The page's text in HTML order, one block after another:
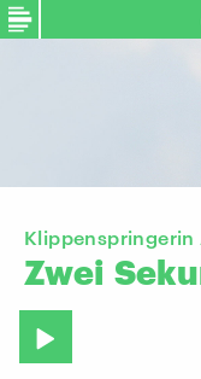
Klippenspringerin
Zwei